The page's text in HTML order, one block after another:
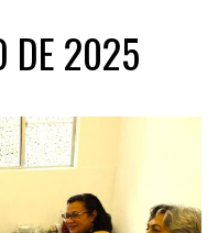
DE 2025